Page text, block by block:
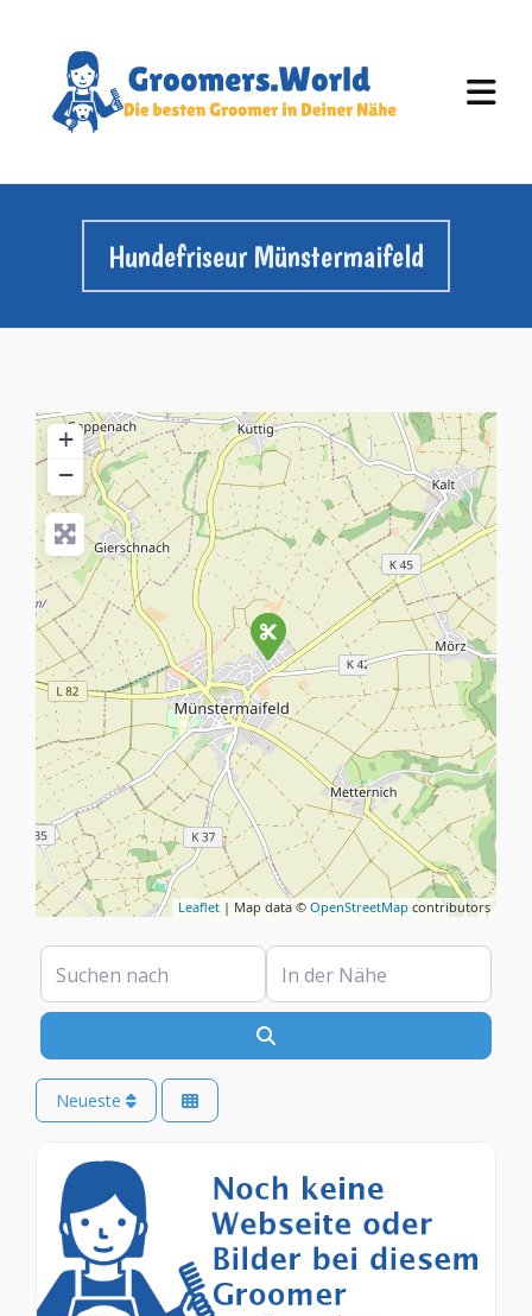
Hundefriseur Münstermaifeld
+
−
Leaflet | Map data © OpenStreetMap contributors
Suchen nach In der Nähe
Neueste